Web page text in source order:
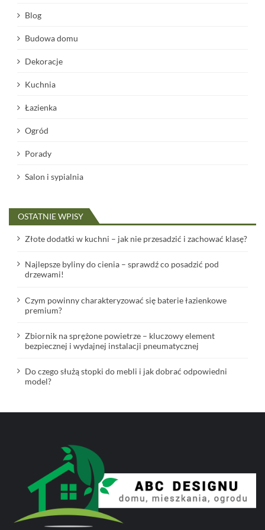
Blog
Budowa domu
Dekoracje
Kuchnia
Łazienka
Ogród
Porady
Salon i sypialnia
OSTATNIE WPISY
Złote dodatki w kuchni – jak nie przesadzić i zachować klasę?
Najlepsze byliny do cienia – sprawdź co posadzić pod
drzewami!
Czym powinny charakteryzować się baterie łazienkowe
premium?
Zbiornik na sprężone powietrze – kluczowy element
bezpiecznej i wydajnej instalacji pneumatycznej
Do czego służą stopki do mebli i jak dobrać odpowiedni
model?